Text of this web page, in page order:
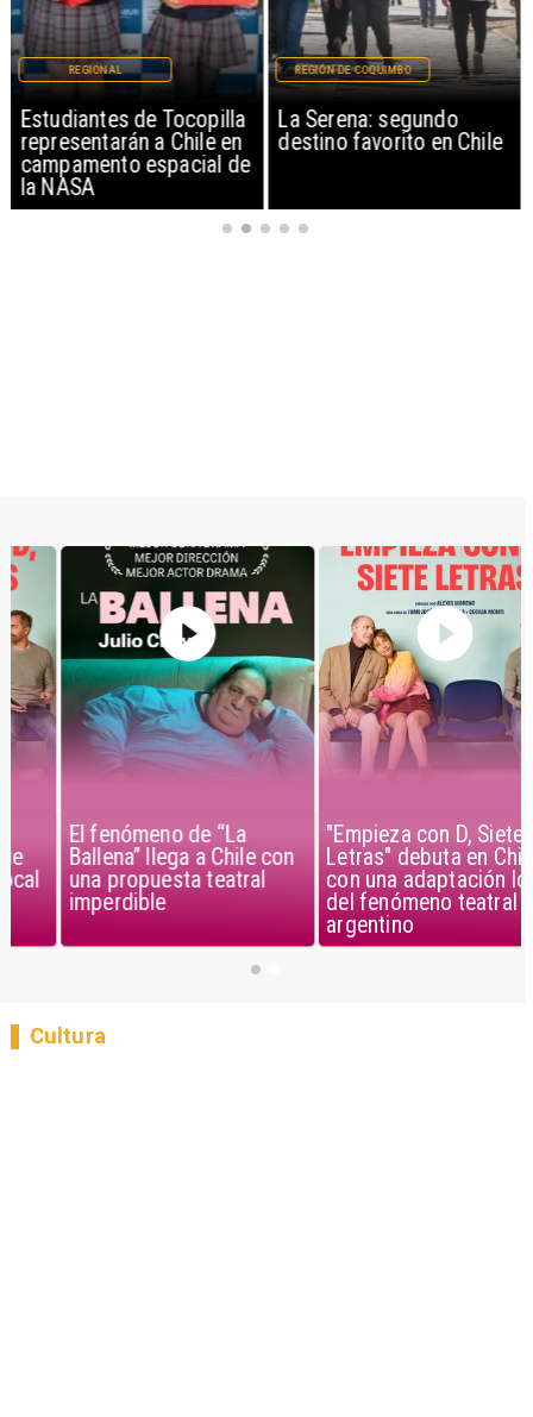
Estudiantes de Tocopilla
representarán a Chile en
campamento espacial de
la NASA
REGIONAL
La Serena: segundo
destino favorito en Chile
REGIÓN DE COQUIMBO
El fenómeno de “La
Ballena” llega a Chile con
una propuesta teatral
imperdible
"Empieza con D, Siete
Letras" debuta en Chile
con una adaptación local
del fenómeno teatral
argentino
Cultura